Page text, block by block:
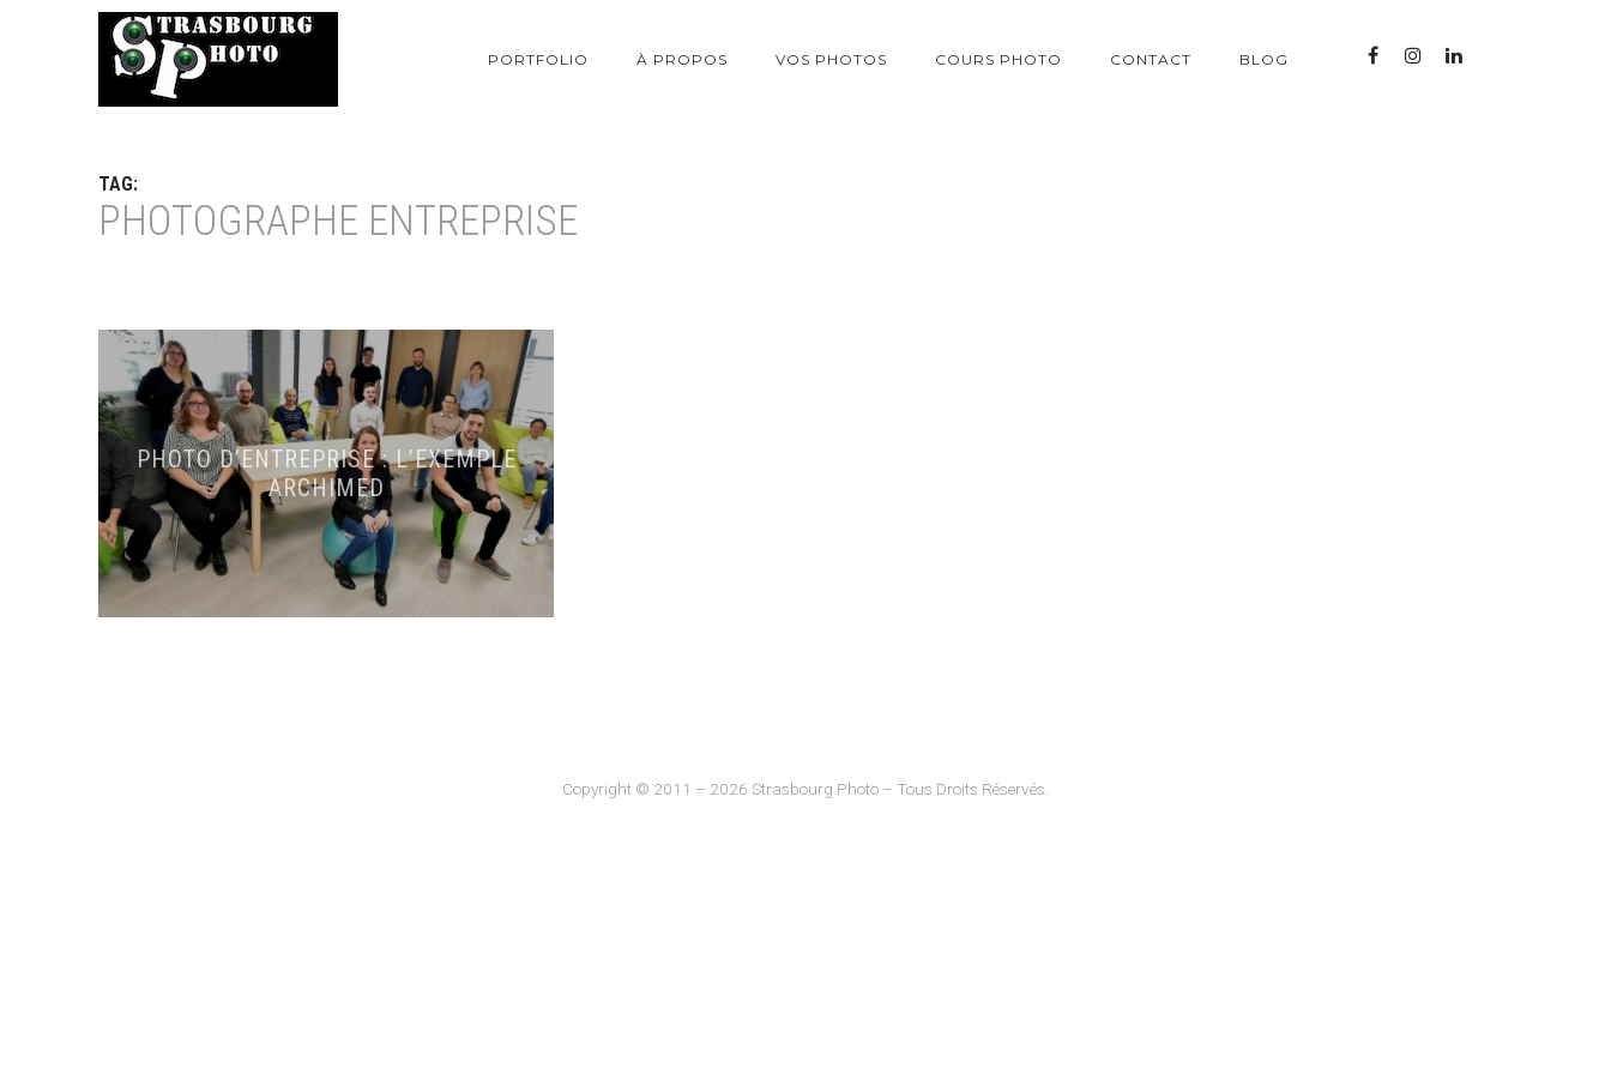
PORTFOLIO À PROPOS VOS PHOTOS COURS PHOTO CONTACT BLOG
TAG:
PHOTOGRAPHE ENTREPRISE
PHOTO D’ENTREPRISE : L’EXEMPLE
ARCHIMED
Copyright © 2011 – 2026 Strasbourg Photo – Tous Droits Réservés.